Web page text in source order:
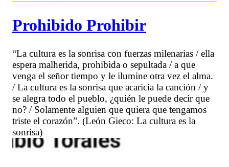
Prohibido Prohibir
“La cultura es la sonrisa con fuerzas milenarias / ella
espera malherida, prohibida o sepultada / a que
venga el señor tiempo y le ilumine otra vez el alma.
/ La cultura es la sonrisa que acaricia la canción / y
se alegra todo el pueblo, ¿quién le puede decir que
no? / Solamente alguien que quiera que tengamos
triste el corazón”. (León Gieco: La cultura es la
sonrisa)